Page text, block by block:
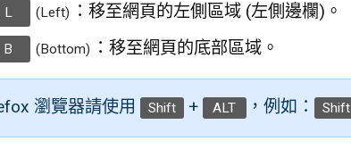
L (Left) ：移至網頁的左側區域 (左側邊欄)。
B (Bottom) ：移至網頁的底部區域。
瀏覽器請使用 Shift + ALT ，例如： Shift